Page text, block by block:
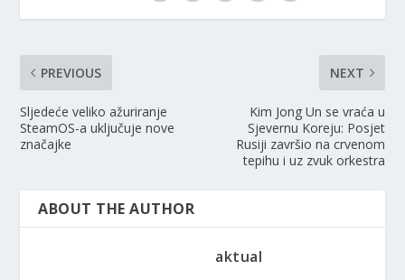
PREVIOUS
Sljedeće veliko ažuriranje
SteamOS-a uključuje nove
značajke
NEXT
Kim Jong Un se vraća u
Sjevernu Koreju: Posjet
Rusiji završio na crvenom
tepihu i uz zvuk orkestra
ABOUT THE AUTHOR
aktual